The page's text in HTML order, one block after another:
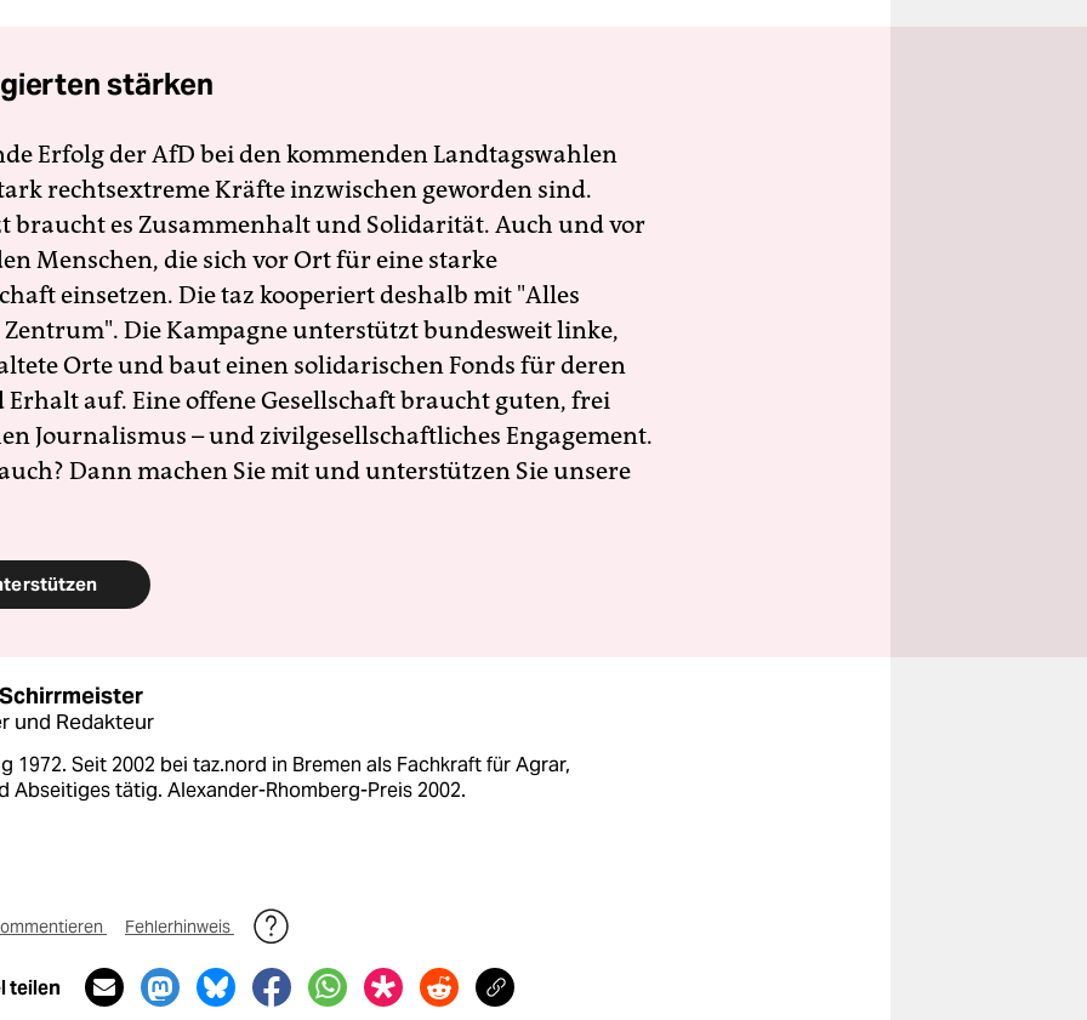
stärken
Erfolg der AfD bei den kommenden Landtagswahlen
rechtsextreme Kräfte inzwischen geworden sind.
braucht es Zusammenhalt und Solidarität. Auch und vor
Menschen, die sich vor Ort für eine starke
einsetzen. Die taz kooperiert deshalb mit "Alles
Die Kampagne unterstützt bundesweit linke,
Orte und baut einen solidarischen Fonds für deren
Erhalt auf. Eine offene Gesellschaft braucht guten, frei
Journalismus – und zivilgesellschaftliches Engagement.
Dann machen Sie mit und unterstützen Sie unsere
und Redakteur
1972. Seit 2002 bei taz.nord in Bremen als Fachkraft für Agrar,
Abseitiges tätig. Alexander-Rhomberg-Preis 2002.
Fehlerhinweis
teilen